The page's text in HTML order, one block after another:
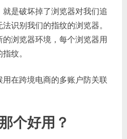
是破坏掉了浏览器对我们追
识别我们的指纹的浏览器。
浏览器环境，每个浏览器用
纹。
用在跨境电商的多账户防关联
个好用？